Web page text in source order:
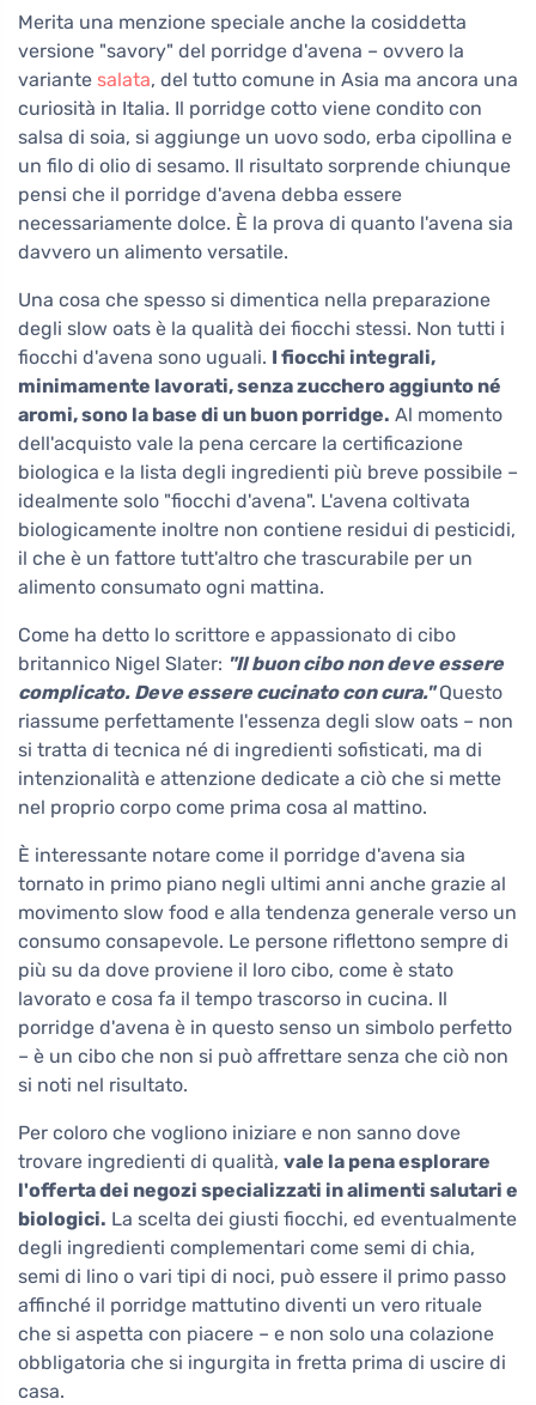
Merita una menzione speciale anche la cosiddetta
versione "savory" del porridge d'avena – ovvero la
variante salata, del tutto comune in Asia ma ancora una
curiosità in Italia. Il porridge cotto viene condito con
salsa di soia, si aggiunge un uovo sodo, erba cipollina e
un filo di olio di sesamo. Il risultato sorprende chiunque
pensi che il porridge d'avena debba essere
necessariamente dolce. È la prova di quanto l'avena sia
davvero un alimento versatile.
Una cosa che spesso si dimentica nella preparazione
degli slow oats è la qualità dei fiocchi stessi. Non tutti i
fiocchi d'avena sono uguali. I fiocchi integrali,
minimamente lavorati, senza zucchero aggiunto né
aromi, sono la base di un buon porridge. Al momento
dell'acquisto vale la pena cercare la certificazione
biologica e la lista degli ingredienti più breve possibile –
idealmente solo "fiocchi d'avena". L'avena coltivata
biologicamente inoltre non contiene residui di pesticidi,
il che è un fattore tutt'altro che trascurabile per un
alimento consumato ogni mattina.
Come ha detto lo scrittore e appassionato di cibo
britannico Nigel Slater: "Il buon cibo non deve essere
complicato. Deve essere cucinato con cura."Questo
riassume perfettamente l'essenza degli slow oats – non
si tratta di tecnica né di ingredienti sofisticati, ma di
intenzionalità e attenzione dedicate a ciò che si mette
nel proprio corpo come prima cosa al mattino.
È interessante notare come il porridge d'avena sia
tornato in primo piano negli ultimi anni anche grazie al
movimento slow food e alla tendenza generale verso un
consumo consapevole. Le persone riflettono sempre di
più su da dove proviene il loro cibo, come è stato
lavorato e cosa fa il tempo trascorso in cucina. Il
porridge d'avena è in questo senso un simbolo perfetto
– è un cibo che non si può affrettare senza che ciò non
si noti nel risultato.
Per coloro che vogliono iniziare e non sanno dove
trovare ingredienti di qualità, vale la pena esplorare
l'offerta dei negozi specializzati in alimenti salutari e
biologici. La scelta dei giusti fiocchi, ed eventualmente
degli ingredienti complementari come semi di chia,
semi di lino o vari tipi di noci, può essere il primo passo
affinché il porridge mattutino diventi un vero rituale
che si aspetta con piacere – e non solo una colazione
obbligatoria che si ingurgita in fretta prima di uscire di
casa.